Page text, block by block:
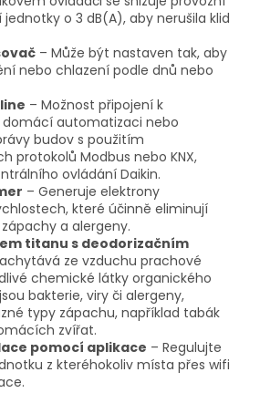
o 3 dB(A), aby nerušila klid
– Může být nastaven tak, aby
nebo chlazení podle dnů nebo
– Možnost připojení k
domácí automatizaci nebo
budov s použitím
protokolů Modbus nebo KNX,
ovládání Daikin.
– Generuje elektrony
které účinně eliminují
a alergeny.
titanu s deodorizačním
ze vzduchu prachové
chemické látky organického
bakterie, viry či alergeny,
typy zápachu, například tabák
zvířat.
pomocí aplikace – Regulujte
z kteréhokoliv místa přes wifi